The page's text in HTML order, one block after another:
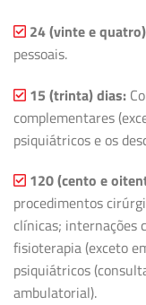
24 (vinte e
pessoais.
15 (trinta) dias:
complementares
psiquiátricos e os
120 (cento e
procedimentos
clínicas; internações
fisioterapia (exceto
psiquiátricos
ambulatorial).